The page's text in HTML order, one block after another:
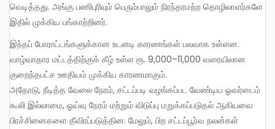
வெடித்தது. அங்கு பணிபுரியும் பெரும்பாலும் நிரந்தரமற்ற தொழிலாளர்களே
இதில் முக்கிய பங்காற்றினர்.
இந்தப் போராட்டங்களுக்கான உடனடி காரணங்கள் பலவாக உள்ளன.
வாழ்வாதார மட்டத்திற்குக் கீழ் உள்ள ரூ. 9,000–11,000 வரையிலான
குறைந்தபட்ச ஊதியம் முக்கிய காரணமாகும்.
அதோடு, நீடித்த வேலை நேரம், சட்டப்படி வழங்கப்பட வேண்டிய ஓவர்டைம்
கூலி இல்லாமை, ஓய்வு நேரம் மற்றும் விடுப்பு மறுக்கப்படுதல் ஆகியவை
பிரச்சினைகளை தீவிரப்படுத்தின. மேலும், பிற சட்டப்பூர்வ நலன்கள்